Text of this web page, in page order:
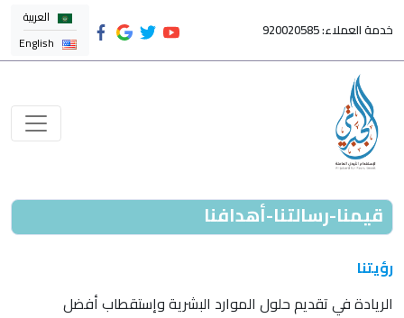
خدمة العملاء: 920020585
العربية
English
قيمنا-رسالتنا-أهدافنا
رؤيتنا
الريادة في تقديم حلول الموارد البشرية وإستقطاب أفضل